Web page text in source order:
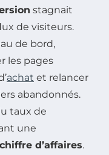
stagnait
de visiteurs.
de bord,
les pages
achat et relancer
abandonnés.
taux de
une
chiffre d’affaires.